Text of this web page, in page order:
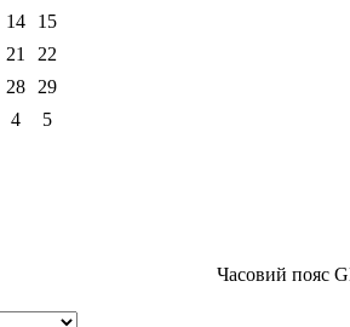
14
15
21
22
28
29
4 5
Часовий пояс